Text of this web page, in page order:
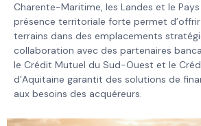
Charente-Maritime, les Landes et le
présence territoriale forte permet
terrains dans des emplacements
collaboration avec des partenaires
le Crédit Mutuel du Sud-Ouest et le
d’Aquitaine garantit des solutions de
aux besoins des acquéreurs.